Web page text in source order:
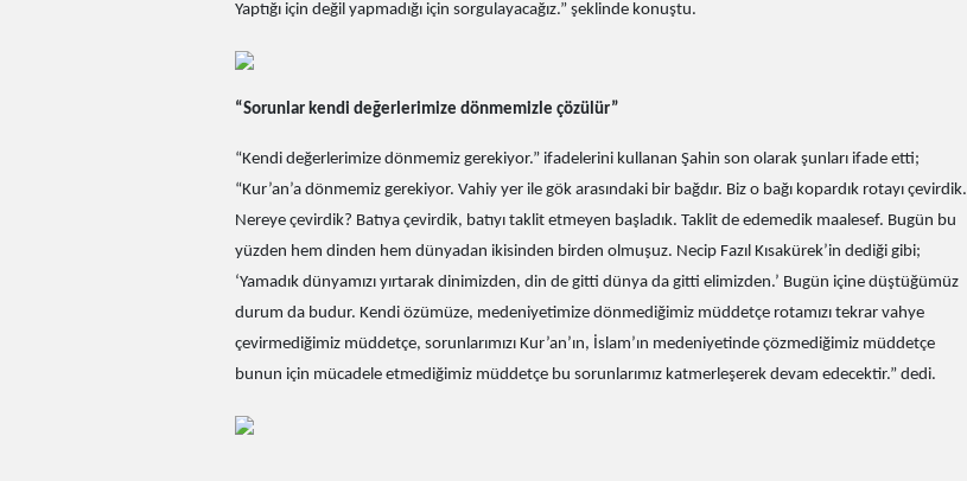
Yaptığı için değil yapmadığı için sorgulayacağız.” şeklinde konuştu.
“Sorunlar kendi değerlerimize dönmemizle çözülür”
“Kendi değerlerimize dönmemiz gerekiyor.” ifadelerini kullanan Şahin son olarak şunları ifade etti;
“Kur’an’a dönmemiz gerekiyor. Vahiy yer ile gök arasındaki bir bağdır. Biz o bağı kopardık rotayı çevirdik.
Nereye çevirdik? Batıya çevirdik, batıyı taklit etmeyen başladık. Taklit de edemedik maalesef. Bugün bu
yüzden hem dinden hem dünyadan ikisinden birden olmuşuz. Necip Fazıl Kısakürek’in dediği gibi;
‘Yamadık dünyamızı yırtarak dinimizden, din de gitti dünya da gitti elimizden.’ Bugün içine düştüğümüz
durum da budur. Kendi özümüze, medeniyetimize dönmediğimiz müddetçe rotamızı tekrar vahye
çevirmediğimiz müddetçe, sorunlarımızı Kur’an’ın, İslam’ın medeniyetinde çözmediğimiz müddetçe
bunun için mücadele etmediğimiz müddetçe bu sorunlarımız katmerleşerek devam edecektir.” dedi.